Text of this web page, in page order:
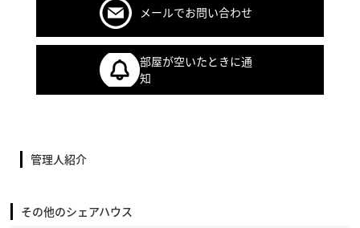
メールでお問い合わせ
部屋が空いたときに通
知
管理人紹介
その他のシェアハウス